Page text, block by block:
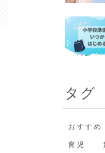
タグ
おすすめ
育児